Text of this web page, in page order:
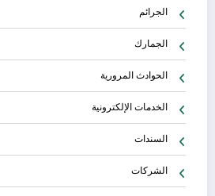
الجرائم
الجمارك
الحوادث المرورية
الخدمات الإلكترونية
السندات
الشركات